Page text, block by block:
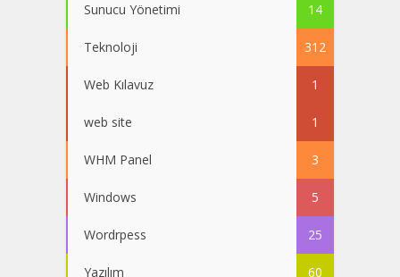
Sunucu Yönetimi 14
Teknoloji 312
Web Kılavuz 1
web site 1
WHM Panel 3
Windows 5
Wordrpess 25
Yazılım 60